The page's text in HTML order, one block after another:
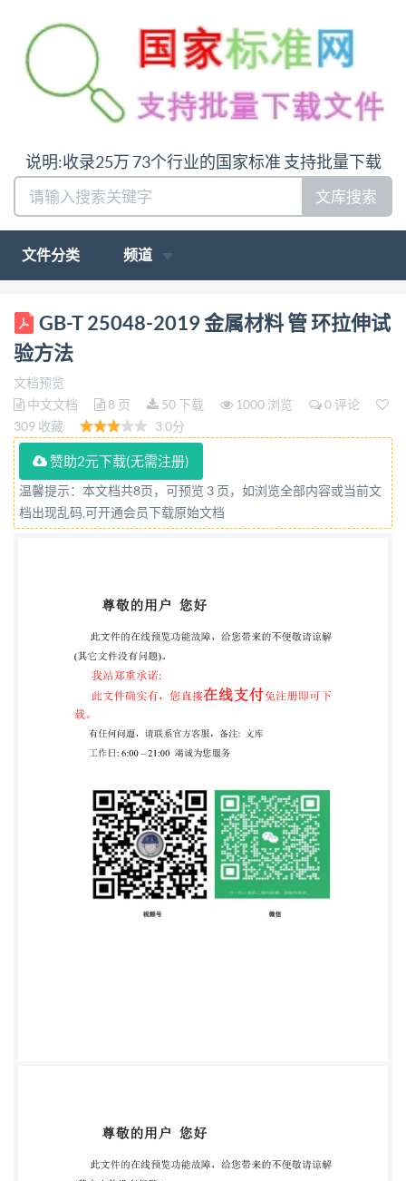
说明:收录25万 73个行业的国家标准 支持批量下载
文库搜索
文件分类 频道
ICS 77.040.10 H23 GB 中华人民共和国国家标准
GB/T25048—2019/ISO8496:2013 代替GB/T25048—
2010 金属材料 管 环拉伸试验方法 Metallic materials-
Tube-Ringtensile test (ISO8496:2013.IDT) 2019-08-
30发布 2020-07-01实施 国家市场监督管理总局 发布
中国国家标准化管理委员会 GB/T25048—
2019/ISO8496:2013 目 前言 1 范围 2 原理 3 试验设备
4试样 试验程序 5 6 试验报告
GB-T 25048-2019 金属材料 管 环拉伸试
验方法
文档预览
中文文档
8 页 50 下载 1000 浏览
0 评论
309 收藏
3.0分
赞助2元下载(无需注册)
温馨提示：本文档共8页，可预览 3 页，如浏览全部内容或当前文
档出现乱码,可开通会员下载原始文档